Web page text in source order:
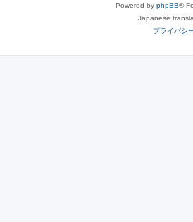
Powered by phpBB®
Japanese
プライバシ